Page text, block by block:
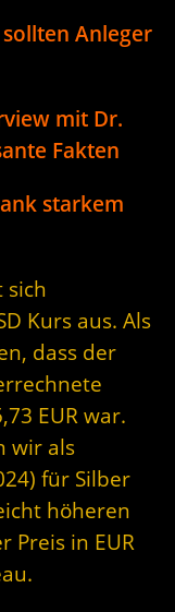
Anleger
mit Dr.
Fakten
starkem
sich
Kurs aus. Als
dass der
EUR war.
wir als
für Silber
höheren
Preis in EUR